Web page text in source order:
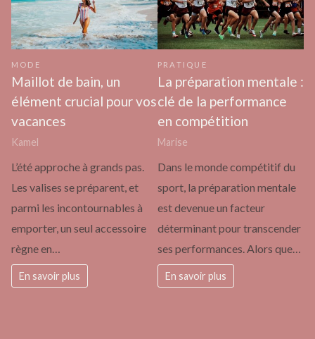
MODE
Maillot de bain, un
élément crucial pour vos
vacances
Kamel
L’été approche à grands pas.
Les valises se préparent, et
parmi les incontournables à
emporter, un seul accessoire
règne en…
En savoir plus
PRATIQUE
La préparation mentale :
clé de la performance
en compétition
Marise
Dans le monde compétitif du
sport, la préparation mentale
est devenue un facteur
déterminant pour transcender
ses performances. Alors que…
En savoir plus